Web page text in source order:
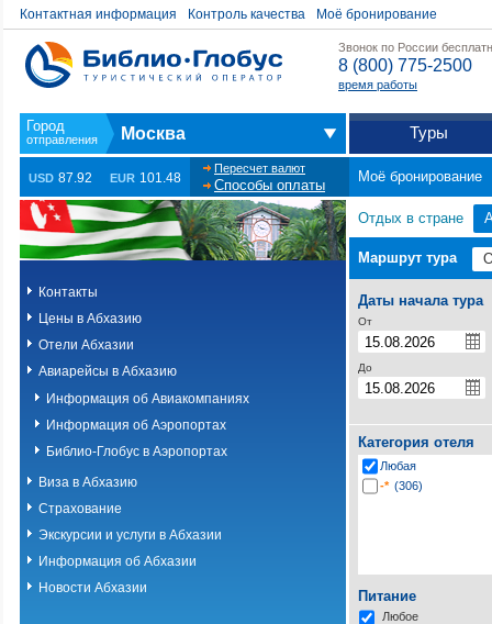
Контактная информация Контроль качества Моё бронирование
Звонок по России
8 (800) 775-2500
время работы
Москва Туры
USD 87.92 EUR 101.48
Пересчет валют
Способы оплаты
Моё бронирование
Контакты
Цены в Абхазию
Отели Абхазии
Авиарейсы в Абхазию
Информация об Авиакомпаниях
Информация об Аэропортах
Библио-Глобус в Аэропортах
Виза в Абхазию
Страхование
Экскурсии и услуги в Абхазии
Информация об Абхазии
Новости Абхазии
Отдых в стране
Маршрут тура
Даты начала тура
От
До
Категория отеля
Любая
-* (306)
Питание
Любое